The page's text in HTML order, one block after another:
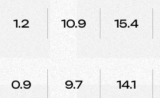
1.2 10.9 15.4
0.9 9.7 14.1